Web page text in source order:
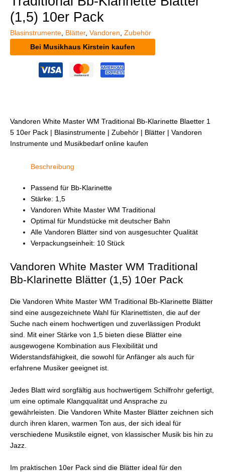
(1,5) 10er Pack
Blasinstrumente, Blätter, Vandoren, Zubehör
Bei Musikhaus Kirstein kaufen
Vandoren White Master WM Traditional Bb-Klarinette Blaetter 1
5 10er Pack | Blasinstrumente | Zubehör | Blätter | Vandoren
Instrumente und Musikbedarf online kaufen
Beschreibung
Passend für Bb-Klarinette
Stärke: 1,5
Vandoren White Master WM Traditional
Optimal für Mundstücke mit deutscher Bahn
Alle Vandoren Blätter sind von ausgesuchter Qualität
Verpackungseinheit: 10 Stück
Vandoren White Master WM Traditional
Bb-Klarinette Blätter (1,5) 10er Pack
Die Vandoren White Master WM Traditional Bb-Klarinette Blätter
sind eine ausgezeichnete Wahl für Klarinettisten, die auf der
Suche nach einem hochwertigen und zuverlässigen Produkt
sind. Mit einer Stärke von 1,5 bieten diese Blätter eine
ausgewogene Kombination aus Flexibilität und
Widerstandsfähigkeit, die sowohl für Anfänger als auch für
erfahrene Musiker geeignet ist.
Jedes Blatt wird sorgfältig aus hochwertigem Schilfrohr gefertigt,
um eine optimale Klangqualität und Ansprache zu
gewährleisten. Die Vandoren White Master Blätter zeichnen sich
durch ihren klaren, warmen Ton aus, der sich ideal für
verschiedene Musikstile eignet, von klassischer Musik bis hin zu
Jazz.
Im praktischen 10er Pack sind die Blätter ideal für den